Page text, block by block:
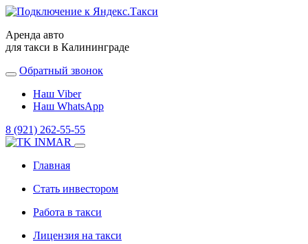
Аренда авто
для такси в Калининграде
Обратный звонок
Наш Viber
Наш WhatsApp
8 (921) 262-55-55
Главная
Стать инвестором
Работа в такси
Лицензия на такси